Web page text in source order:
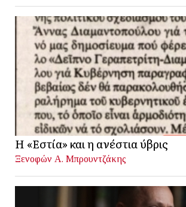
Η «Εστία» και η ανέστια ύβρις
Ξενοφών Α. Μπρουντζάκης